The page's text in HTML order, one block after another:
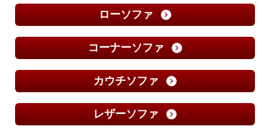
ローソファ
コーナーソファ
カウチソファ
レザーソファ